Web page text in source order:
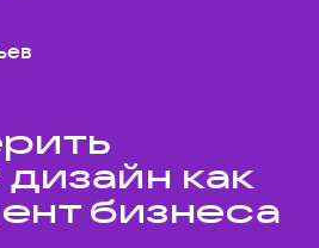
как
бизнеса